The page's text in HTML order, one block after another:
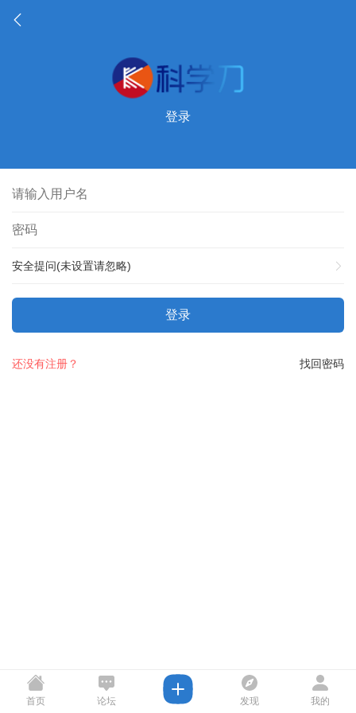
登录
安全提问(未设置请忽略)
登录
找回密码
还没有注册？
首页 论坛 发现 我的